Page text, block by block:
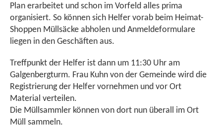
Plan erarbeitet und schon im Vorfeld alles prima
organisiert. So können sich Helfer vorab beim Heimat-
Shoppen Müllsäcke abholen und Anmeldeformulare
liegen in den Geschäften aus.
Treffpunkt der Helfer ist dann um 11:30 Uhr am
Galgenbergturm. Frau Kuhn von der Gemeinde wird die
Registrierung der Helfer vornehmen und vor Ort
Material verteilen.
Die Müllsammler können von dort nun überall im Ort
Müll sammeln.